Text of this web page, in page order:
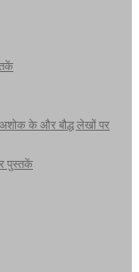
अशोक के और बौद्ध लेखों पर
पुस्तकें